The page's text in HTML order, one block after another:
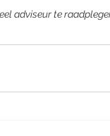
adviseur te